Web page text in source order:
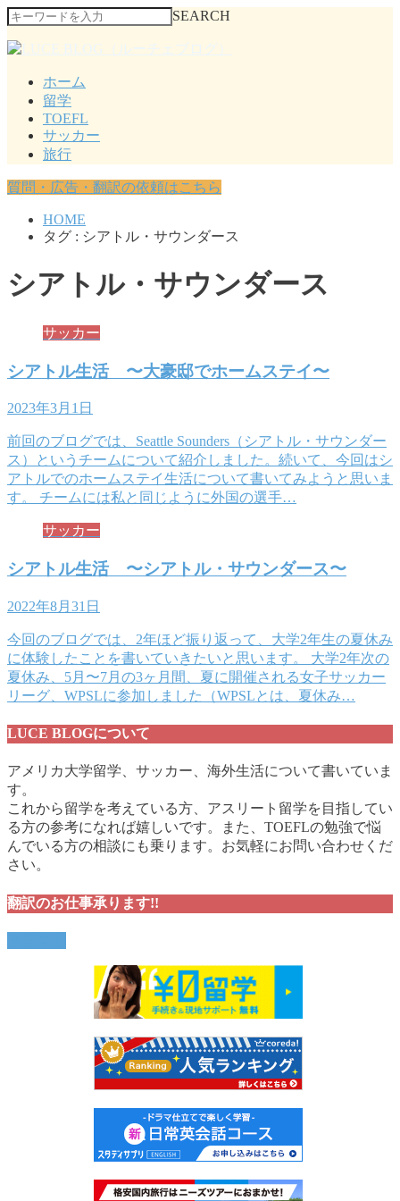
SEARCH
ホーム
留学
TOEFL
サッカー
旅行
質問・広告・翻訳の依頼はこちら
HOME
タグ : シアトル・サウンダース
シアトル・サウンダース
サッカー
シアトル生活 〜大豪邸でホームステイ〜
2023年3月1日
前回のブログでは、Seattle Sounders（シアトル・サウンダー
ス）というチームについて紹介しました。続いて、今回はシ
アトルでのホームステイ生活について書いてみようと思いま
す。 チームには私と同じように外国の選手…
サッカー
シアトル生活 〜シアトル・サウンダース〜
2022年8月31日
今回のブログでは、2年ほど振り返って、大学2年生の夏休み
に体験したことを書いていきたいと思います。 大学2年次の
夏休み、5月〜7月の3ヶ月間、夏に開催される女子サッカー
リーグ、WPSLに参加しました（WPSLとは、夏休み…
LUCE BLOGについて
アメリカ大学留学、サッカー、海外生活について書いていま
す。
これから留学を考えている方、アスリート留学を目指してい
る方の参考になれば嬉しいです。また、TOEFLの勉強で悩
んでいる方の相談にも乗ります。お気軽にお問い合わせくだ
さい。
翻訳のお仕事承ります!!